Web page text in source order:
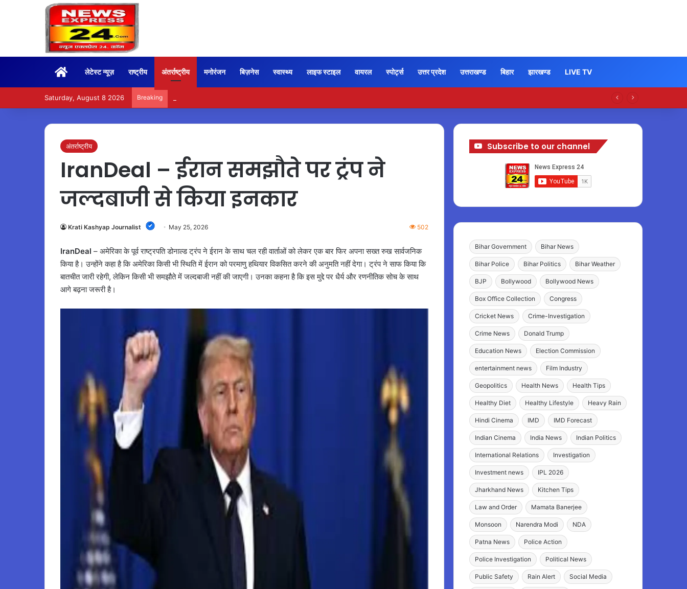
Homeलेटेस्ट न्यूज़ राष्ट्रीय अंतर्राष्ट्रीय मनोरंजन बिज़नेस स्वास्थ्य लाइफ स्टाइल वायरल स्पोर्ट्स उत्तर प्रदेश उत्तराखण्ड बिहार झारखण्ड LIVE TV
Saturday, August 8 2026 Breaking
अंतर्राष्ट्रीय
IranDeal – ईरान समझौते पर ट्रंप ने
जल्दबाजी से किया इनकार
Krati Kashyap Journalist May 25, 2026 502
IranDeal – अमेरिका के पूर्व राष्ट्रपति डोनाल्ड ट्रंप ने ईरान के साथ चल रही वार्ताओं को लेकर एक बार फिर अपना सख्त रुख सार्वजनिक
किया है। उन्होंने कहा है कि अमेरिका किसी भी स्थिति में ईरान को परमाणु हथियार विकसित करने की अनुमति नहीं देगा। ट्रंप ने साफ किया कि
बातचीत जारी रहेगी, लेकिन किसी भी समझौते में जल्दबाजी नहीं की जाएगी। उनका कहना है कि इस मुद्दे पर धैर्य और रणनीतिक सोच के साथ
आगे बढ़ना जरूरी है।
Subscribe to our channel
Bihar Government Bihar News
Bihar Police Bihar Politics Bihar Weather
BJP Bollywood Bollywood News
Box Office Collection Congress
Cricket News Crime-Investigation
Crime News Donald Trump
Education News Election Commission
entertainment news Film Industry
Geopolitics Health News Health Tips
Healthy Diet Healthy Lifestyle Heavy Rain
Hindi Cinema IMD IMD Forecast
Indian Cinema India News Indian Politics
International Relations Investigation
Investment news IPL 2026
Jharkhand News Kitchen Tips
Law and Order Mamata Banerjee
Monsoon Narendra Modi NDA
Patna News Police Action
Police Investigation Political News
Public Safety Rain Alert Social Media